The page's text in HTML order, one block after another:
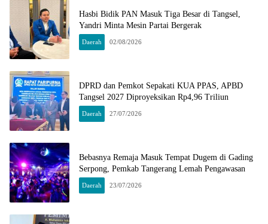
Hasbi Bidik PAN Masuk Tiga Besar di Tangsel,
Yandri Minta Mesin Partai Bergerak
Daerah 02/08/2026
DPRD dan Pemkot Sepakati KUA PPAS, APBD
Tangsel 2027 Diproyeksikan Rp4,96 Triliun
Daerah 27/07/2026
Bebasnya Remaja Masuk Tempat Dugem di Gading
Serpong, Pemkab Tangerang Lemah Pengawasan
Daerah 23/07/2026